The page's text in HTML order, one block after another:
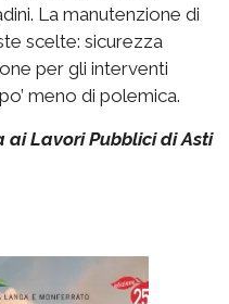
La manutenzione di
scelte: sicurezza
per gli interventi
meno di polemica.
ai Lavori Pubblici di Asti